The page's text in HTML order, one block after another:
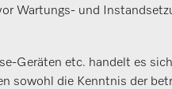
Wartungs- und
Geräten etc. handelt es
sowohl die Kenntnis der